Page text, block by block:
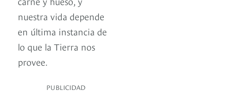
nuestra vida depende
en última instancia de
lo que la Tierra nos
provee.
PUBLICIDAD